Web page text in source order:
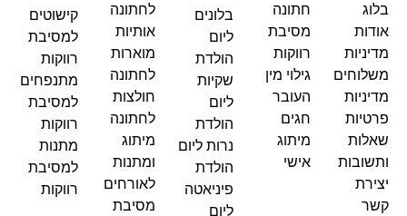
חתונה
מסיבת
רווקות
גילוי מין
העובר
חגים
מיתוג
אישי
בלונים
ליום
הולדת
שקיות
ליום
הולדת
נרות ליום
הולדת
לחתונה
אותיות
מוארות
לחתונה
חולצות
לחתונה
מיתוג
ומתנות
לאורחים
מסיבת
קישוטים
למסיבת
רווקות
מתנפחים
למסיבת
רווקות
מתנות
למסיבת
רווקות